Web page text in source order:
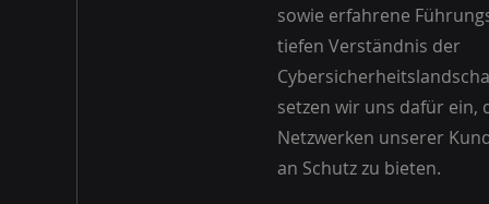
sowie erfahrene
tiefen Verständnis der
setzen wir uns dafür ein,
Netzwerken unserer
an Schutz zu bieten.